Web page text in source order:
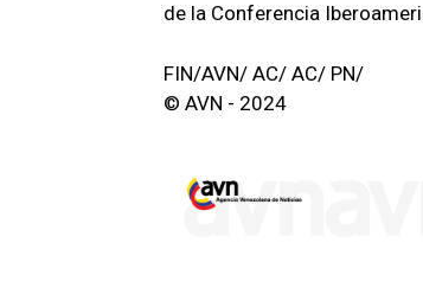
de la Conferencia
FIN/AVN/ AC/ AC/ PN/
© AVN - 2024